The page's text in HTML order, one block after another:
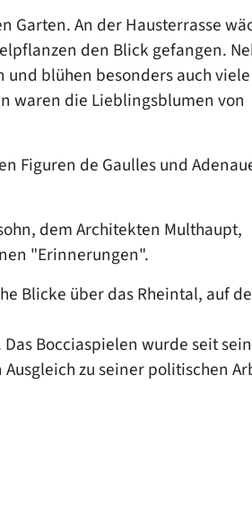
Garten. An der Hausterrasse
den Blick gefangen.
blühen besonders auch viele
waren die Lieblingsblumen von
Figuren de Gaulles und
dem Architekten Multhaupt,
"Erinnerungen".
Blicke über das Rheintal, auf
Bocciaspielen wurde seit
zu seiner politischen